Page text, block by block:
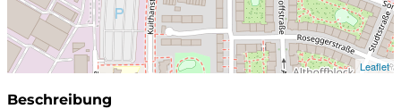
Leaflet
Beschreibung